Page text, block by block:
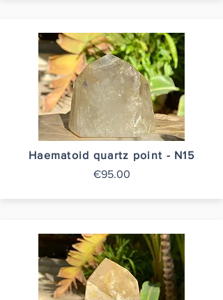
Haematoid quartz point - N15
€95.00